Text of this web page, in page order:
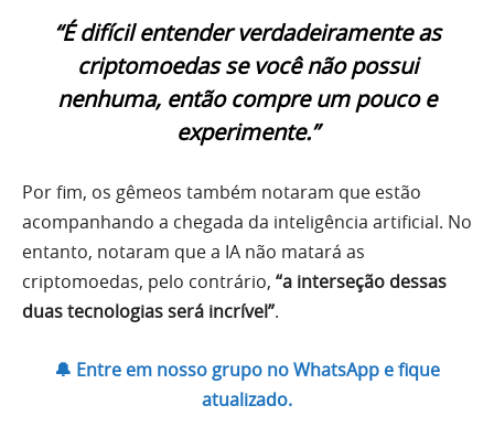
“É difícil entender verdadeiramente as
criptomoedas se você não possui
nenhuma, então compre um pouco e
experimente.”
Por fim, os gêmeos também notaram que estão
acompanhando a chegada da inteligência artificial. No
entanto, notaram que a IA não matará as
criptomoedas, pelo contrário, “a interseção dessas
duas tecnologias será incrível”.
🔔 Entre em nosso grupo no WhatsApp e fique
atualizado.